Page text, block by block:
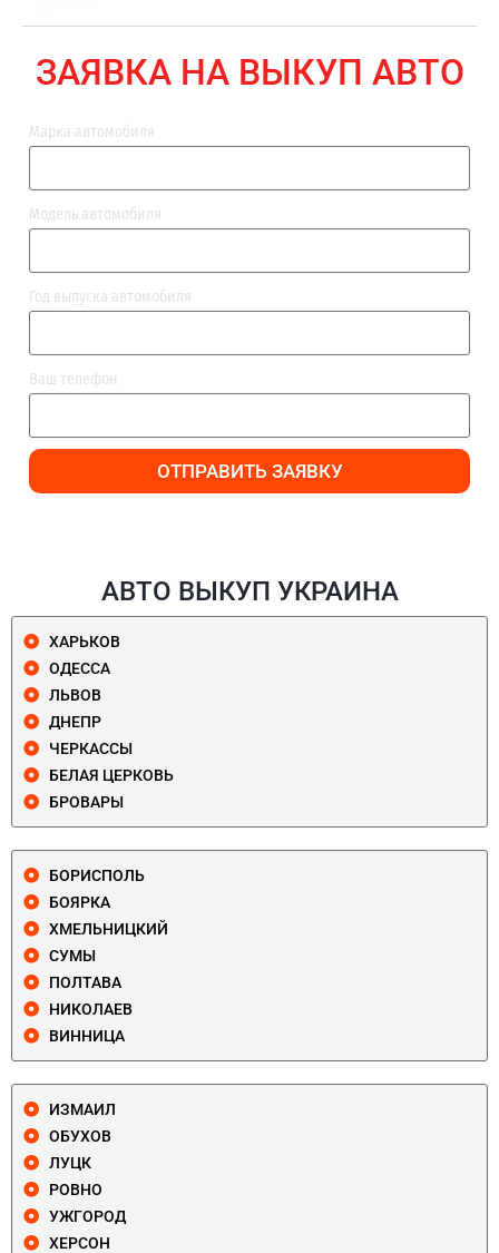
ЗАЯВКА НА ВЫКУП АВТО
Марка автомобиля
Модель автомобиля
Год выпуска автомобиля
Ваш телефон
ОТПРАВИТЬ ЗАЯВКУ
АВТО ВЫКУП УКРАИНА
ХАРЬКОВ
ОДЕССА
ЛЬВОВ
ДНЕПР
ЧЕРКАССЫ
БЕЛАЯ ЦЕРКОВЬ
БРОВАРЫ
БОРИСПОЛЬ
БОЯРКА
ХМЕЛЬНИЦКИЙ
СУМЫ
ПОЛТАВА
НИКОЛАЕВ
ВИННИЦА
ИЗМАИЛ
ОБУХОВ
ЛУЦК
РОВНО
УЖГОРОД
ХЕРСОН